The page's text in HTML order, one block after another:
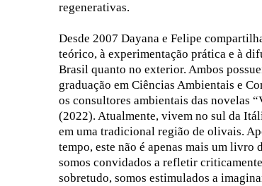
regenerativas.
Desde 2007 Dayana e Felipe
teórico, à experimentação prática e à
Brasil quanto no exterior. Ambos
graduação em Ciências Ambientais e
os consultores ambientais das novelas
(2022). Atualmente, vivem no sul da
em uma tradicional região de olivais.
tempo, este não é apenas mais um
somos convidados a refletir
sobretudo, somos estimulados a